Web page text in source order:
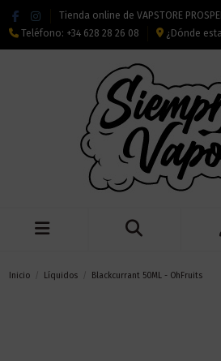
Tienda online de VAPSTORE
Teléfono: +34 628 28 26 08 ¿Dónde
Inicio Líquidos Blackcurrant 50ML - OhFruits